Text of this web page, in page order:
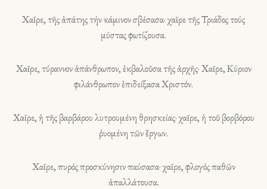
Χαῖρε, τῆς ἀπάτης τήν κάμινον σβέσασα· χαῖρε τῆς Τριάδος τούς
μύστας φωτίζουσα.
Χαῖρε, τύραννον ἀπάνθρωπον, ἐκβαλοῦσα τῆς ἀρχῆς· Χαῖρε, Κύριον
φιλάνθρωπον ἐπιδείξασα Χριστόν.
Χαῖρε, ἡ τῆς βαρβάρου λυτρουμένη θρησκείας· χαῖρε, ἡ τοῦ βορβόρου
ῥυομένη τῶν ἔργων.
Χαῖρε, πυρός προσκύνησιν παύσασα· χαῖρε, φλογός παθῶν
ἀπαλλάτουσα.